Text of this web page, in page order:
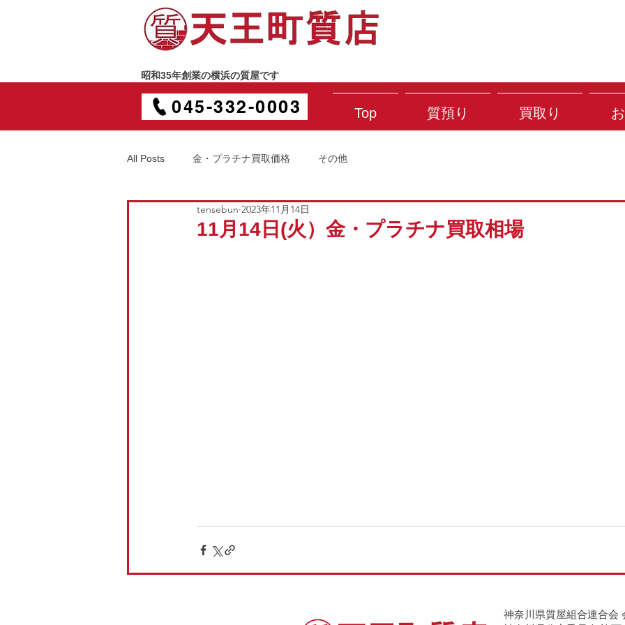
昭和35年創業の横浜の質屋です
045-332-0003 Top 質預り 買取り
All Posts 金・プラチナ買取価格 その他
11月14日(火）金・プラチナ買取相場
tensebun 2023年11月14日
神奈川県質屋組合連合会